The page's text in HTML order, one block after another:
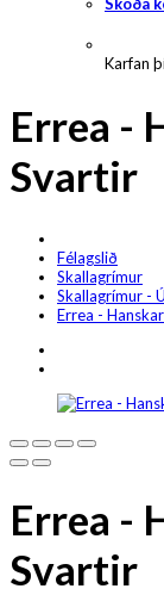
Skoða
Karfan
Errea -
Svartir
Félagslið
Skallagrímur
Skallagrímur -
Errea -
Errea -
Svartir